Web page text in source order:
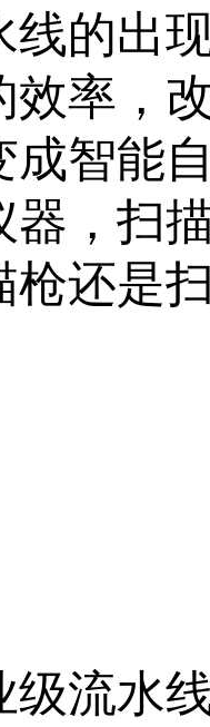
线的出
效率，
成智能
器，扫
枪还是
级流水